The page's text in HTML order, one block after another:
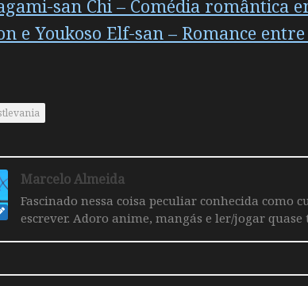
san Chi – Comédia romântica
e Youkoso Elf-san – Romance
Marcelo Almeida
Fascinado nessa coisa peculiar conhecida como
escrever. Adoro anime, mangás e ler/jogar quase